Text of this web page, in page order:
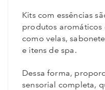
Kits com essências
produtos aromáticos
como velas,
e itens de spa.
Dessa forma,
sensorial completa,